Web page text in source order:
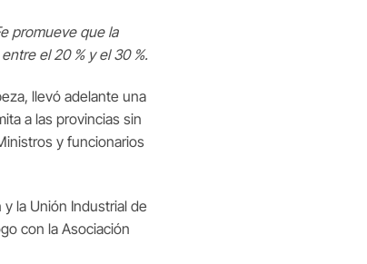
promueve que la
el 20 % y el 30 %.
llevó adelante una
a las provincias sin
y funcionarios
la Unión Industrial de
con la Asociación